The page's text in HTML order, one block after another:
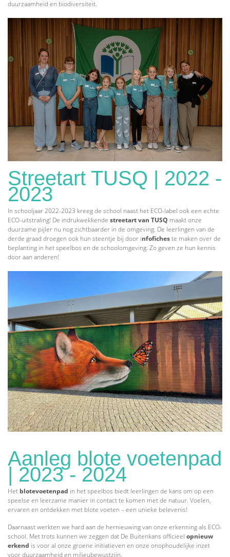
duurzaamheid en biodiversiteit.
Streetart TUSQ | 2022 -
2023
In schooljaar 2022-2023 kreeg de school naast het ECO-label ook een echte
ECO-uitstraling! De indrukwekkende streetart van TUSQ maakt onze
duurzame pijler nu nog zichtbaarder in de omgeving. De leerlingen van de
derde graad droegen ook hun steentje bij door infoficheste maken over de
beplanting in het speelbos en de schoolomgeving. Zo geven ze hun kennis
door aan anderen!
Aanleg blote voetenpad
| 2023 - 2024
Het blotevoetenpad in het speelbos biedt leerlingen de kans om op een
speelse en leerzame manier in contact te komen met de natuur. Voelen,
ervaren en ontdekken met blote voeten – een unieke belevenis!
Daarnaast werkten we hard aan de hernieuwing van onze erkenning als ECO-
school. Met trots kunnen we zeggen dat De Buitenkans officieel opnieuw
erkend is voor al onze groene initiatieven en onze onophoudelijke inzet
voor duurzaamheid en milieubewustzijn.